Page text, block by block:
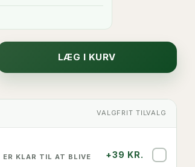
LÆG I KURV
VALGFRIT TILVALG
ER KLAR TIL AT BLIVE
+39 KR.